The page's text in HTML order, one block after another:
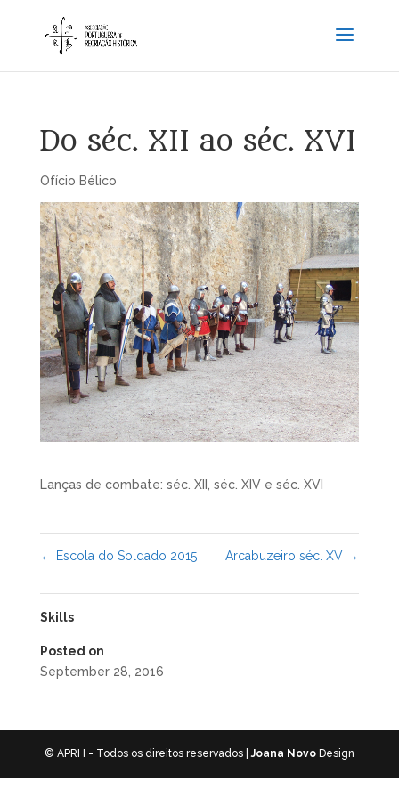
Do séc. XII ao séc. XVI
Ofício Bélico
Lanças de combate: séc. XII, séc. XIV e séc. XVI
← Escola do Soldado 2015 Arcabuzeiro séc. XV →
Skills
Posted on
September 28, 2016
© APRH - Todos os direitos reservados |Joana NovoDesign